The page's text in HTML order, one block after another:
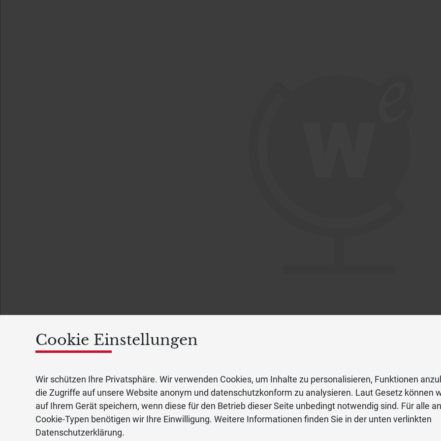
Cookie Einstellungen
Wir schützen Ihre Privatsphäre. Wir verwenden Cookies, um Inhalte zu personalisieren, Funktionen
die Zugriffe auf unsere Website anonym und datenschutzkonform zu analysieren. Laut Gesetz können
auf Ihrem Gerät speichern, wenn diese für den Betrieb dieser Seite unbedingt notwendig sind. Für alle
Cookie-Typen benötigen wir Ihre Einwilligung. Weitere Informationen finden Sie in der unten verlinkten
Datenschutzerklärung.